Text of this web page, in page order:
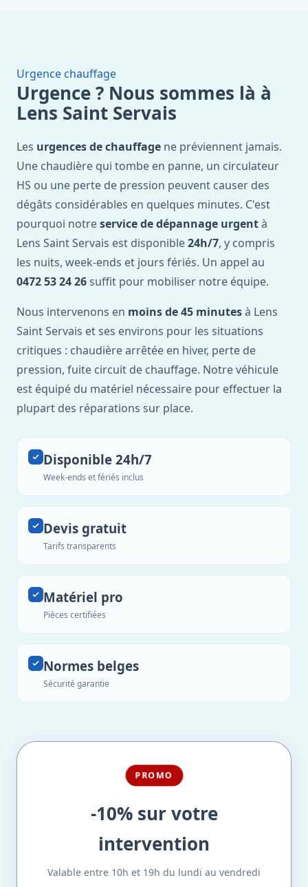
Urgence chauffage
Urgence ? Nous sommes là à
Lens Saint Servais
Les urgences de chauffage ne préviennent jamais.
Une chaudière qui tombe en panne, un circulateur
HS ou une perte de pression peuvent causer des
dégâts considérables en quelques minutes. C'est
pourquoi notreservice de dépannage urgentà
Lens Saint Servais est disponible24h/7, y compris
les nuits, week-ends et jours fériés. Un appel au
0472 53 24 26 suffit pour mobiliser notre équipe.
Nous intervenons en moins de 45 minutesà Lens
Saint Servais et ses environs pour les situations
critiques : chaudière arrêtée en hiver, perte de
pression, fuite circuit de chauffage. Notre véhicule
est équipé du matériel nécessaire pour effectuer la
plupart des réparations sur place.
Disponible 24h/7
Week-ends et fériés inclus
Devis gratuit
Tarifs transparents
Matériel pro
Pièces certifiées
Normes belges
Sécurité garantie
PROMO
-10% sur votre
intervention
Valable entre 10h et 19h du lundi au vendredi